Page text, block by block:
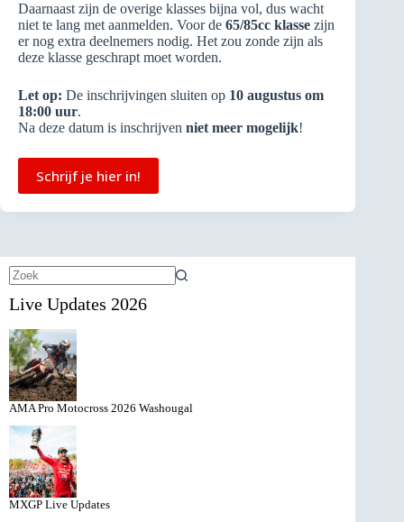
Daarnaast zijn de overige klasses bijna vol, dus wacht
niet te lang met aanmelden. Voor de 65/85cc klasse zijn
er nog extra deelnemers nodig. Het zou zonde zijn als
deze klasse geschrapt moet worden.
Let op: De inschrijvingen sluiten op 10 augustus om
18:00 uur.
Na deze datum is inschrijven niet meer mogelijk!
Schrijf je hier in!
resultaten
Live Updates 2026
AMA Pro Motocross 2026 Washougal
MXGP Live Updates